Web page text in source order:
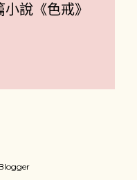
小說《色戒》